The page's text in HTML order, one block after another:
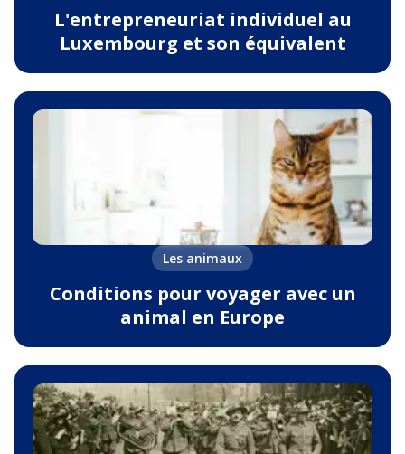
L'entrepreneuriat individuel au
Luxembourg et son équivalent
Les animaux
Conditions pour voyager avec un
animal en Europe